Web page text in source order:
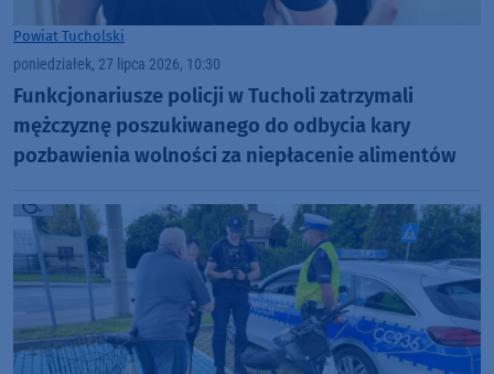
Powiat Tucholski
poniedziałek, 27 lipca 2026, 10:30
Funkcjonariusze policji w Tucholi zatrzymali
mężczyznę poszukiwanego do odbycia kary
pozbawienia wolności za niepłacenie alimentów